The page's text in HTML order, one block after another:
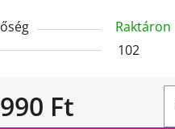
Raktáron
102
Ft